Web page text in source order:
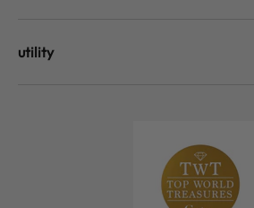
utility